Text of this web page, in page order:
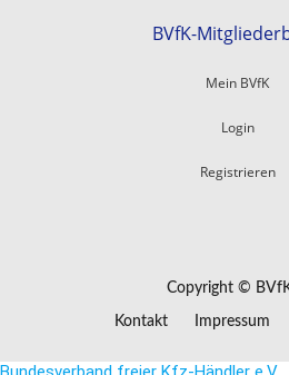
BVfK-
Mein BVfK
Login
Registrieren
Copyright ©
Kontakt Impressum